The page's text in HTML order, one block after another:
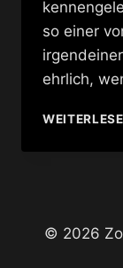
so einer
ehrlich,
© 2026